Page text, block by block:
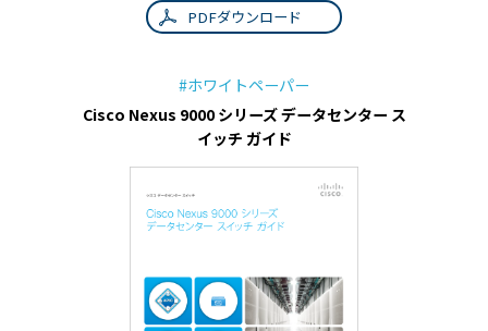
PDFダウンロード
#ホワイトペーパー
Cisco Nexus 9000 シリーズ データセンター ス
イッチ ガイド